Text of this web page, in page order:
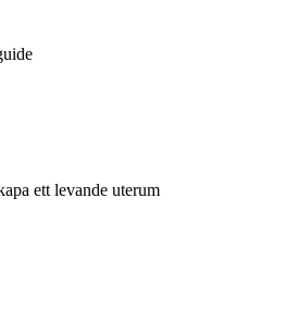
ett levande uterum